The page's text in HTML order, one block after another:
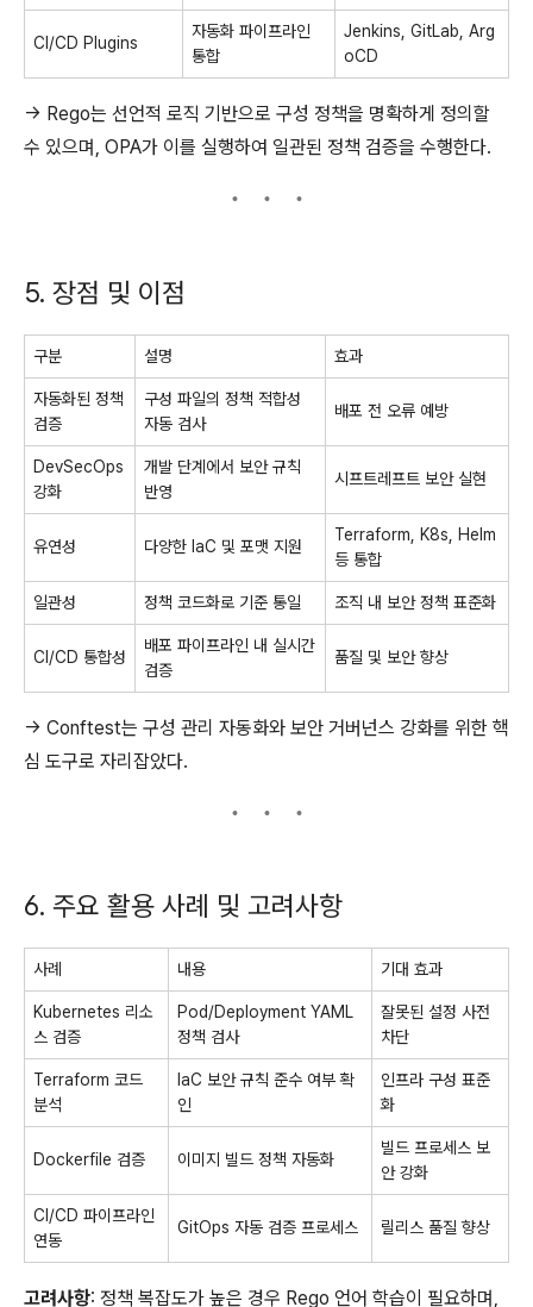
CI/CD Plugins
자동화 파이프라인
통합
Jenkins, GitLab, Arg
oCD
→ Rego는 선언적 로직 기반으로 구성 정책을 명확하게 정의할
수 있으며, OPA가 이를 실행하여 일관된 정책 검증을 수행한다.
5. 장점 및 이점
구분 설명 효과
자동화된 정책
검증
구성 파일의 정책 적합성
자동 검사
배포 전 오류 예방
DevSecOps
강화
개발 단계에서 보안 규칙
반영
시프트레프트 보안 실현
유연성 다양한 IaC 및 포맷 지원
Terraform, K8s, Helm
등 통합
일관성 정책 코드화로 기준 통일 조직 내 보안 정책 표준화
CI/CD 통합성
배포 파이프라인 내 실시간
검증
품질 및 보안 향상
→ Conftest는 구성 관리 자동화와 보안 거버넌스 강화를 위한 핵
심 도구로 자리잡았다.
6. 주요 활용 사례 및 고려사항
사례 내용 기대 효과
Kubernetes 리소
스 검증
Pod/Deployment YAML
정책 검사
잘못된 설정 사전
차단
Terraform 코드
분석
IaC 보안 규칙 준수 여부 확
인
인프라 구성 표준
화
Dockerfile 검증 이미지 빌드 정책 자동화
빌드 프로세스 보
안 강화
CI/CD 파이프라인
연동
GitOps 자동 검증 프로세스 릴리스 품질 향상
고려사항: 정책 복잡도가 높은 경우 Rego 언어 학습이 필요하며,